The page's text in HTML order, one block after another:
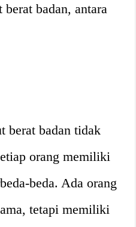
badan, antara
berat badan tidak
orang memiliki
beda. Ada orang
tetapi memiliki